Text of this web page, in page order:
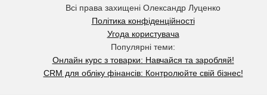
Всі права захищені Олександр Луценко
Політика конфіденційності
Угода користувача
Популярні теми:
Онлайн курс з товарки: Навчайся та заробляй!
CRM для обліку фінансів: Контролюйте свій бізнес!